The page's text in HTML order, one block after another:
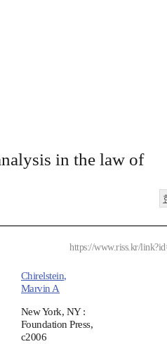
in the law of
https://www.riss.kr/
Chirelstein,
Marvin A
New York, NY :
Foundation Press,
c2006